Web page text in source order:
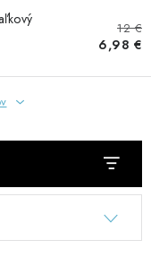
12 €
6,98 €